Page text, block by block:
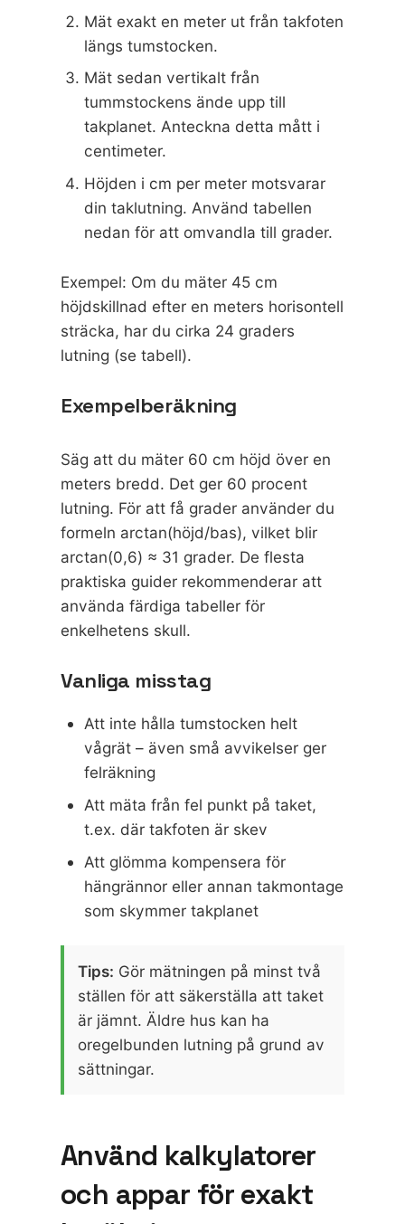
Mät exakt en meter ut från takfoten
längs tumstocken.
Mät sedan vertikalt från
tummstockens ände upp till
takplanet. Anteckna detta mått i
centimeter.
Höjden i cm per meter motsvarar
din taklutning. Använd tabellen
nedan för att omvandla till grader.
Exempel: Om du mäter 45 cm
höjdskillnad efter en meters horisontell
sträcka, har du cirka 24 graders
lutning (se tabell).
Exempelberäkning
Säg att du mäter 60 cm höjd över en
meters bredd. Det ger 60 procent
lutning. För att få grader använder du
formeln arctan(höjd/bas), vilket blir
arctan(0,6) ≈ 31 grader. De flesta
praktiska guider rekommenderar att
använda färdiga tabeller för
enkelhetens skull.
Vanliga misstag
Att inte hålla tumstocken helt
vågrät – även små avvikelser ger
felräkning
Att mäta från fel punkt på taket,
t.ex. där takfoten är skev
Att glömma kompensera för
hängrännor eller annan takmontage
som skymmer takplanet
Tips: Gör mätningen på minst två
ställen för att säkerställa att taket
är jämnt. Äldre hus kan ha
oregelbunden lutning på grund av
sättningar.
Använd kalkylatorer
och appar för exakt